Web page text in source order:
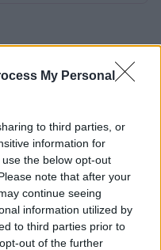
My Personal
to third parties, or
information for
the below opt-out
note that after your
continue seeing
information utilized by
to third parties prior to
out of the further